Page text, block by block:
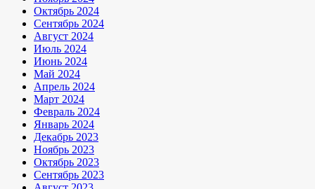
Октябрь 2024
Сентябрь 2024
Август 2024
Июль 2024
Июнь 2024
Май 2024
Апрель 2024
Март 2024
Февраль 2024
Январь 2024
Декабрь 2023
Ноябрь 2023
Октябрь 2023
Сентябрь 2023